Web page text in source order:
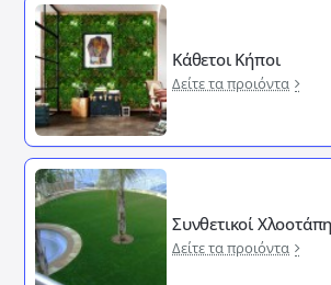
Κάθετοι Κήποι
Δείτε τα προιόντα
Συνθετικοί
Δείτε τα προιόντα